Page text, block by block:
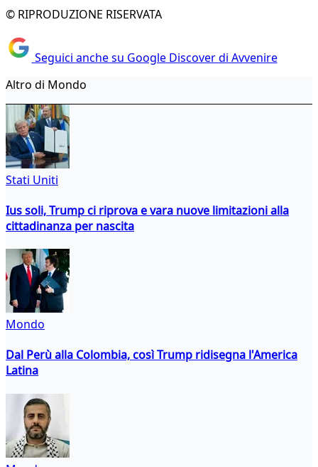
© RIPRODUZIONE RISERVATA
Seguici anche su Google Discover di Avvenire
Altro di Mondo
Stati Uniti
Ius soli, Trump ci riprova e vara nuove limitazioni alla
cittadinanza per nascita
Mondo
Dal Perù alla Colombia, così Trump ridisegna l'America
Latina